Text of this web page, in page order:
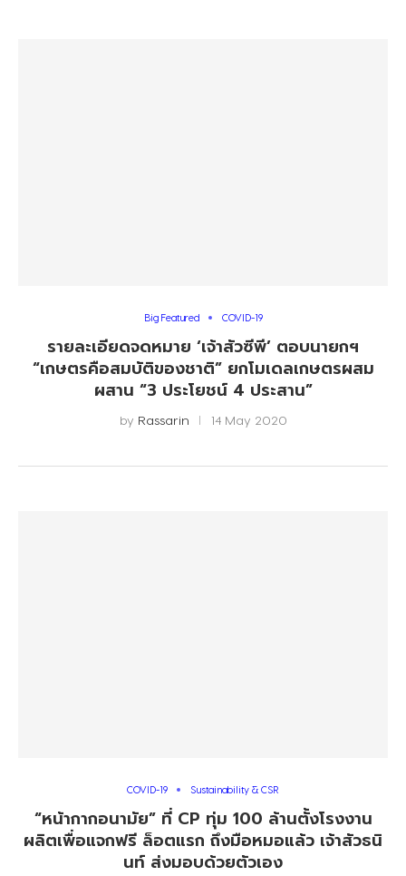
Big Featured COVID-19
รายละเอียดจดหมาย ‘เจ้าสัวซีพี’ ตอบนายกฯ
“เกษตรคือสมบัติของชาติ” ยกโมเดลเกษตรผสม
ผสาน “3 ประโยชน์ 4 ประสาน”
by Rassarin 14 May 2020
COVID-19 Sustainability & CSR
“หน้ากากอนามัย” ที่ CP ทุ่ม 100 ล้านตั้งโรงงาน
ผลิตเพื่อแจกฟรี ล็อตแรก ถึงมือหมอแล้ว เจ้าสัวธนิ
นท์ ส่งมอบด้วยตัวเอง